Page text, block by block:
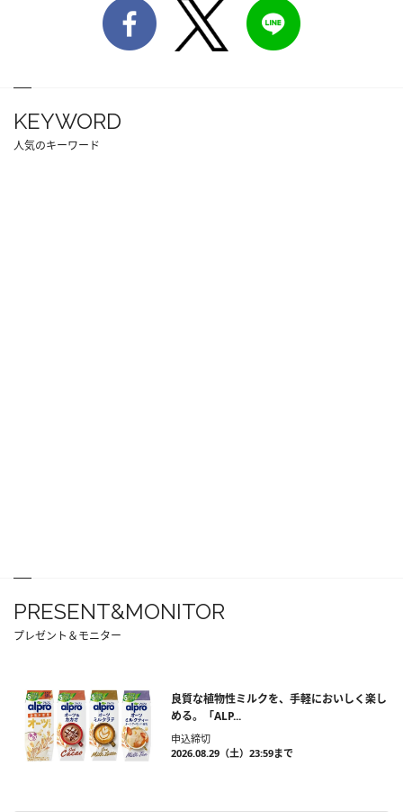
KEYWORD
人気のキーワード
PRESENT&MONITOR
プレゼント＆モニター
良質な植物性ミルクを、手軽においしく楽し
める。「ALP...
申込締切
2026.08.29（土）23:59まで